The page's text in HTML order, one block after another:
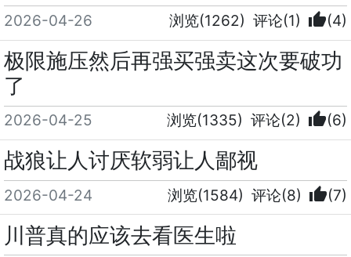
2026-04-26 浏览(1262) 评论(1) thumb_up(4)
极限施压然后再强买强卖这次要破功
了
2026-04-25 浏览(1335) 评论(2) thumb_up(6)
战狼让人讨厌软弱让人鄙视
2026-04-24 浏览(1584) 评论(8) thumb_up(7)
川普真的应该去看医生啦